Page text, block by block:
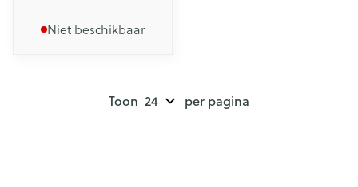
Niet beschikbaar
Toon per pagina